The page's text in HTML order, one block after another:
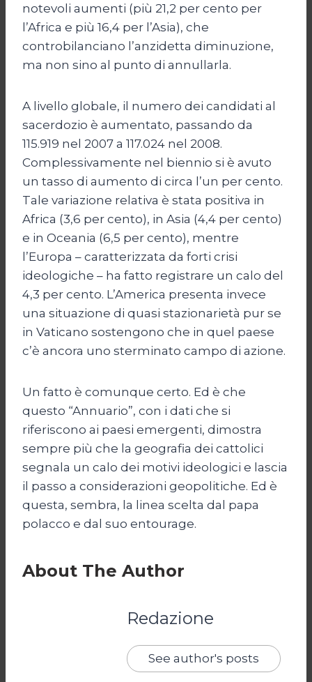
notevoli aumenti (più 21,2 per cento per
l’Africa e più 16,4 per l’Asia), che
controbilanciano l’anzidetta diminuzione,
ma non sino al punto di annullarla.
A livello globale, il numero dei candidati al
sacerdozio è aumentato, passando da
115.919 nel 2007 a 117.024 nel 2008.
Complessivamente nel biennio si è avuto
un tasso di aumento di circa l’un per cento.
Tale variazione relativa è stata positiva in
Africa (3,6 per cento), in Asia (4,4 per cento)
e in Oceania (6,5 per cento), mentre
l’Europa – caratterizzata da forti crisi
ideologiche – ha fatto registrare un calo del
4,3 per cento. L’America presenta invece
una situazione di quasi stazionarietà pur se
in Vaticano sostengono che in quel paese
c’è ancora uno sterminato campo di azione.
Un fatto è comunque certo. Ed è che
questo “Annuario”, con i dati che si
riferiscono ai paesi emergenti, dimostra
sempre più che la geografia dei cattolici
segnala un calo dei motivi ideologici e lascia
il passo a considerazioni geopolitiche. Ed è
questa, sembra, la linea scelta dal papa
polacco e dal suo entourage.
About The Author
Redazione
See author's posts